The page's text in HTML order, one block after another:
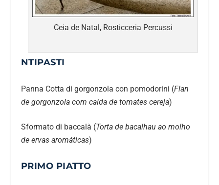
Ceia de Natal, Rosticceria Percussi
NTIPASTI
Panna Cotta di gorgonzola con pomodorini (Flan
de gorgonzola com calda de tomates cereja)
Sformato di baccalà (Torta de bacalhau ao molho
de ervas aromáticas)
PRIMO PIATTO